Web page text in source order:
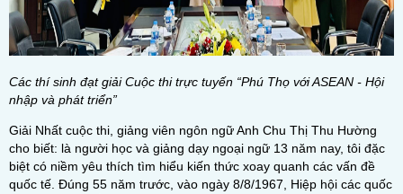
Các thí sinh đạt giải Cuộc thi trực tuyến “Phú Thọ với ASEAN - Hội
nhập và phát triển”
Giải Nhất cuộc thi, giảng viên ngôn ngữ Anh Chu Thị Thu Hường
cho biết: là người học và giảng dạy ngoại ngữ 13 năm nay, tôi đặc
biệt có niềm yêu thích tìm hiểu kiến thức xoay quanh các vấn đề
quốc tế. Đúng 55 năm trước, vào ngày 8/8/1967, Hiệp hội các quốc